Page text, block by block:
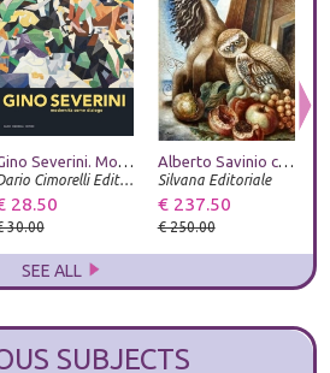
Gino Severini. Modernità come dialogo
Dario Cimorelli Editore
28.50
30.00
Alberto Savinio catalogo ragionato
Silvana Editoriale
€ 237.50
€ 250.00
SEE ALL
SUBJECTS